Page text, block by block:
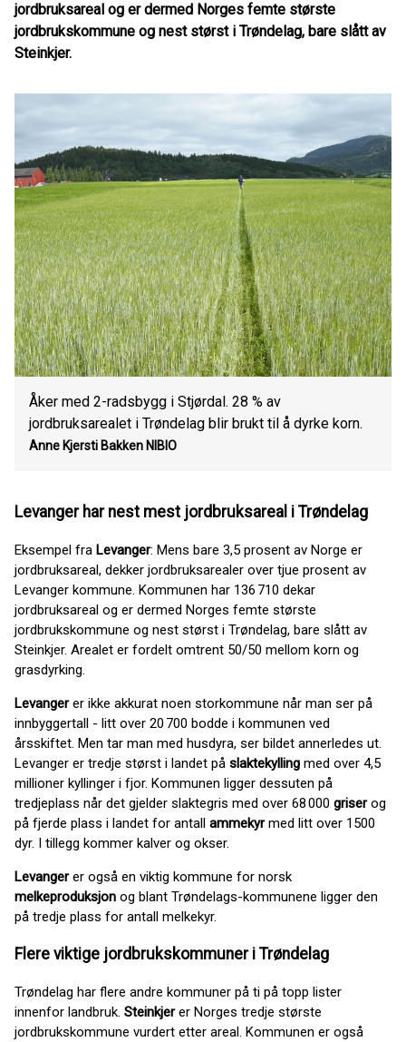
jordbruksareal og er dermed Norges femte største
jordbrukskommune og nest størst i Trøndelag, bare slått av
Steinkjer.
Åker med 2-radsbygg i Stjørdal. 28 % av
jordbruksarealet i Trøndelag blir brukt til å dyrke korn.
Anne Kjersti Bakken NIBIO
Levanger har nest mest jordbruksareal i Trøndelag
Eksempel fra Levanger: Mens bare 3,5 prosent av Norge er
jordbruksareal, dekker jordbruksarealer over tjue prosent av
Levanger kommune. Kommunen har 136 710 dekar
jordbruksareal og er dermed Norges femte største
jordbrukskommune og nest størst i Trøndelag, bare slått av
Steinkjer. Arealet er fordelt omtrent 50/50 mellom korn og
grasdyrking.
Levangerer ikke akkurat noen storkommune når man ser på
innbyggertall - litt over 20 700 bodde i kommunen ved
årsskiftet. Men tar man med husdyra, ser bildet annerledes ut.
Levanger er tredje størst i landet på slaktekylling med over 4,5
millioner kyllinger i fjor. Kommunen ligger dessuten på
tredjeplass når det gjelder slaktegris med over 68 000 griserog
på fjerde plass i landet for antall ammekyrmed litt over 1500
dyr. I tillegg kommer kalver og okser.
Levangerer også en viktig kommune for norsk
melkeproduksjon og blant Trøndelags-kommunene ligger den
på tredje plass for antall melkekyr.
Flere viktige jordbrukskommuner i Trøndelag
Trøndelag har flere andre kommuner på ti på topp lister
innenfor landbruk. Steinkjerer Norges tredje største
jordbrukskommune vurdert etter areal. Kommunen er også